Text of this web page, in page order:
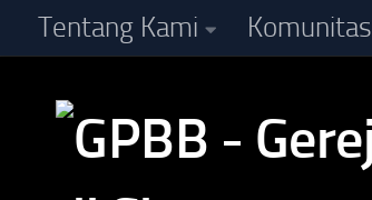
Skip to content
Tentang Kami Komunitas